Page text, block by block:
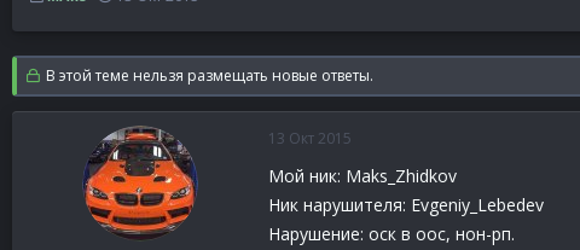
т
о
р
т
т
а
н
а
ч
а
л
а
В этой теме нельзя размещать новые ответы.
13 Окт 2015
Мой ник: Maks_Zhidkov
Ник нарушителя: Evgeniy_Lebedev
Нарушение: оск в оос, нон-рп.